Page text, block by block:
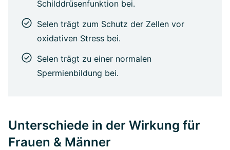
Schilddrüsenfunktion bei.
Selen trägt zum Schutz der Zellen vor
oxidativen Stress bei.
Selen trägt zu einer normalen
Spermienbildung bei.
Unterschiede in der Wirkung für
Frauen & Männer